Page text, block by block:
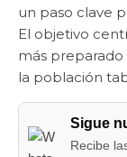
un paso clave
El objetivo
más preparado
la población
Sigue
Recibe